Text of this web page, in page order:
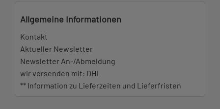
Allgemeine Informationen
Kontakt
Aktueller Newsletter
Newsletter An-/Abmeldung
wir versenden mit: DHL
** Information zu Lieferzeiten und Lieferfristen